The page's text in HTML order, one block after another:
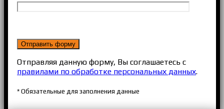
Отправляя данную форму, Вы соглашаетесь с
правилами по обработке персональных данных.
* Обязательные для заполнения данные